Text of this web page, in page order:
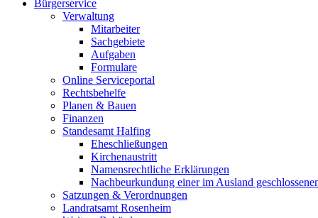
Bürgerservice
Verwaltung
Mitarbeiter
Sachgebiete
Aufgaben
Formulare
Online Serviceportal
Rechtsbehelfe
Planen & Bauen
Finanzen
Standesamt Halfing
Eheschließungen
Kirchenaustritt
Namensrechtliche Erklärungen
Nachbeurkundung einer im Ausland
Satzungen & Verordnungen
Landratsamt Rosenheim